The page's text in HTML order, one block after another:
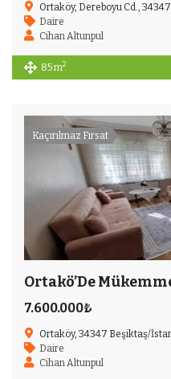
Ortaköy, Dereboyu Cd.,
Daire
Cihan Altunpul
85 m2
Kaçırılmaz Fırsat
7.600.000₺
Ortaköy, 34347 Beşiktaş/
Daire
Cihan Altunpul